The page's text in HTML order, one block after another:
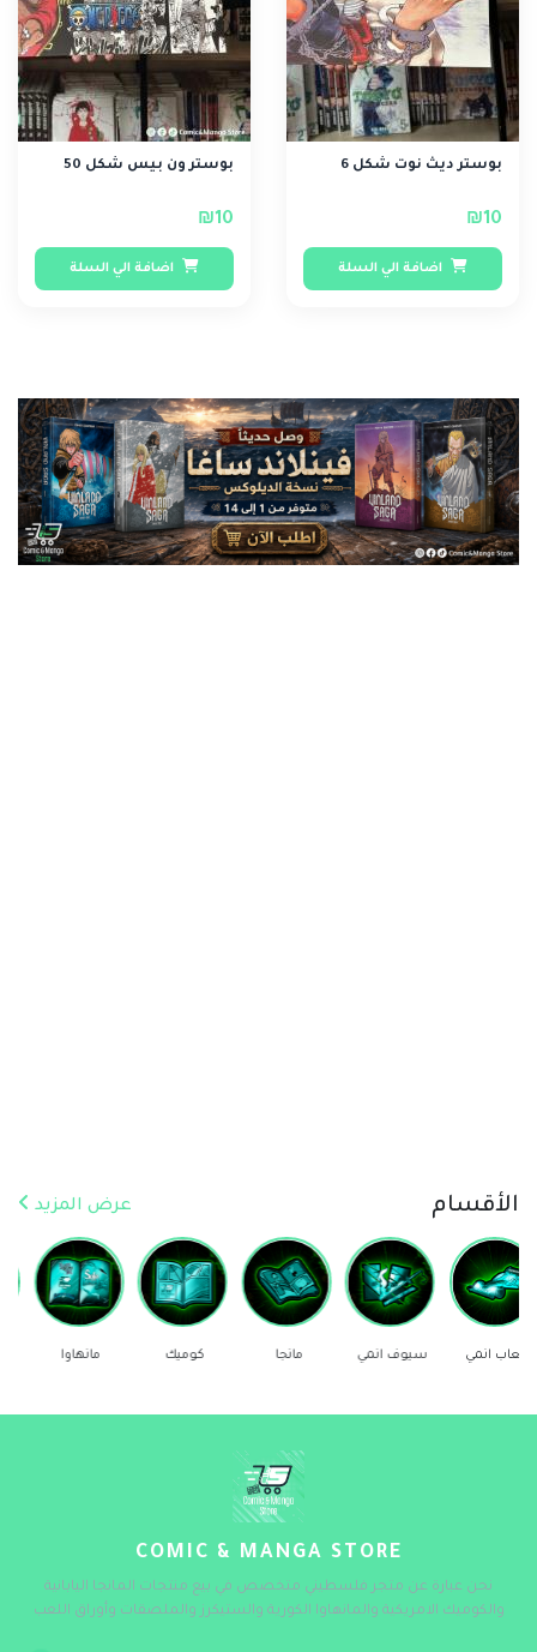
بوستر ديث نوت شكل 6
₪10
اضافة الي السلة
بوستر ون بيس شكل 50
₪10
اضافة الي السلة
الأقسام عرض المزيد
سيوف انمي مانجا كوميك مانهاوا ستيكرز
COMIC & MANGA STORE
نحن عبارة عن متجر فلسطيني متخصص في بيع منتجات المانجا اليابانية
والكوميك الامريكية والمانهاوا الكورية والستيكرز والملصقات وأوراق اللعب